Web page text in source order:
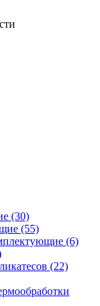
(30)
(55)
(6)
(22)